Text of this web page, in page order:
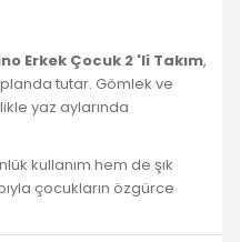
Erkek Çocuk 2 'li Takım,
tutar. Gömlek ve
yaz aylarında
kullanım hem de şık
çocukların özgürce